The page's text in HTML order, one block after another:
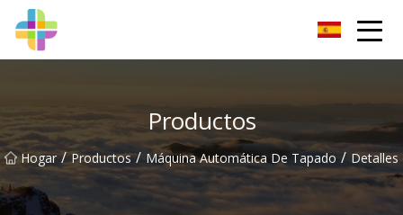
Productos
Hogar / Productos / Máquina Automática De Tapado / Detalles